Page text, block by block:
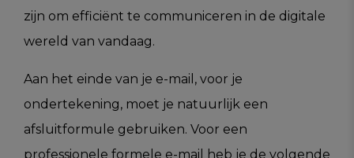
zijn om efficiënt te communiceren in de digitale
wereld van vandaag.
Aan het einde van je e-mail, voor je
ondertekening, moet je natuurlijk een
afsluitformule gebruiken. Voor een
professionele formele e-mail heb je de volgende